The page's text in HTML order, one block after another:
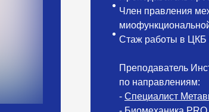
Член правления
Стаж работы в
Преподаватель
по направлениям:
- Специалист